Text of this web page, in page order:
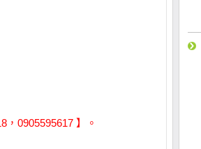
0905595617 】。